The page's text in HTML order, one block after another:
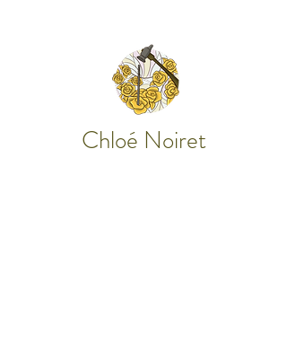
Chloé Noiret